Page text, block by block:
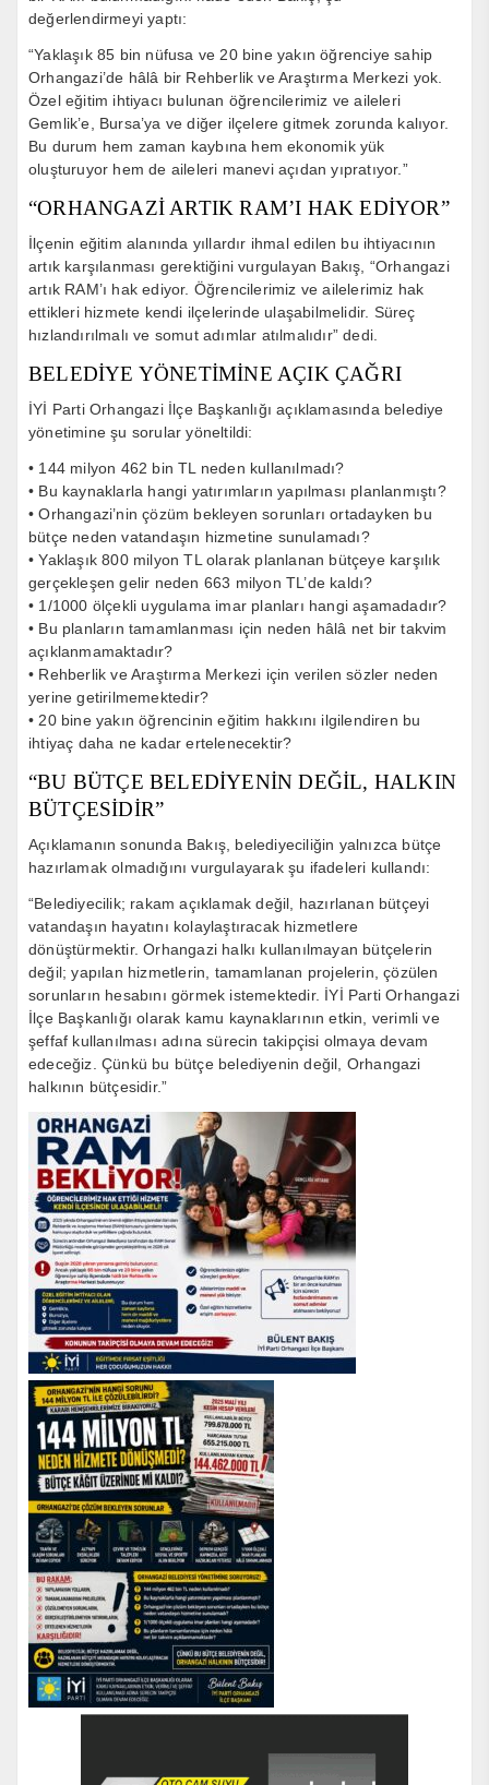
değerlendirmeyi yaptı:
“Yaklaşık 85 bin nüfusa ve 20 bine yakın öğrenciye sahip
Orhangazi’de hâlâ bir Rehberlik ve Araştırma Merkezi yok.
Özel eğitim ihtiyacı bulunan öğrencilerimiz ve aileleri
Gemlik’e, Bursa’ya ve diğer ilçelere gitmek zorunda kalıyor.
Bu durum hem zaman kaybına hem ekonomik yük
oluşturuyor hem de aileleri manevi açıdan yıpratıyor.”
“ORHANGAZİ ARTIK RAM’I HAK EDİYOR”
İlçenin eğitim alanında yıllardır ihmal edilen bu ihtiyacının
artık karşılanması gerektiğini vurgulayan Bakış, “Orhangazi
artık RAM’ı hak ediyor. Öğrencilerimiz ve ailelerimiz hak
ettikleri hizmete kendi ilçelerinde ulaşabilmelidir. Süreç
hızlandırılmalı ve somut adımlar atılmalıdır” dedi.
BELEDİYE YÖNETİMİNE AÇIK ÇAĞRI
İYİ Parti Orhangazi İlçe Başkanlığı açıklamasında belediye
yönetimine şu sorular yöneltildi:
• 144 milyon 462 bin TL neden kullanılmadı?
• Bu kaynaklarla hangi yatırımların yapılması planlanmıştı?
• Orhangazi’nin çözüm bekleyen sorunları ortadayken bu
bütçe neden vatandaşın hizmetine sunulamadı?
• Yaklaşık 800 milyon TL olarak planlanan bütçeye karşılık
gerçekleşen gelir neden 663 milyon TL’de kaldı?
• 1/1000 ölçekli uygulama imar planları hangi aşamadadır?
• Bu planların tamamlanması için neden hâlâ net bir takvim
açıklanmamaktadır?
• Rehberlik ve Araştırma Merkezi için verilen sözler neden
yerine getirilmemektedir?
• 20 bine yakın öğrencinin eğitim hakkını ilgilendiren bu
ihtiyaç daha ne kadar ertelenecektir?
“BU BÜTÇE BELEDİYENİN DEĞİL, HALKIN
BÜTÇESİDİR”
Açıklamanın sonunda Bakış, belediyeciliğin yalnızca bütçe
hazırlamak olmadığını vurgulayarak şu ifadeleri kullandı:
“Belediyecilik; rakam açıklamak değil, hazırlanan bütçeyi
vatandaşın hayatını kolaylaştıracak hizmetlere
dönüştürmektir. Orhangazi halkı kullanılmayan bütçelerin
değil; yapılan hizmetlerin, tamamlanan projelerin, çözülen
sorunların hesabını görmek istemektedir. İYİ Parti Orhangazi
İlçe Başkanlığı olarak kamu kaynaklarının etkin, verimli ve
şeffaf kullanılması adına sürecin takipçisi olmaya devam
edeceğiz. Çünkü bu bütçe belediyenin değil, Orhangazi
halkının bütçesidir.”